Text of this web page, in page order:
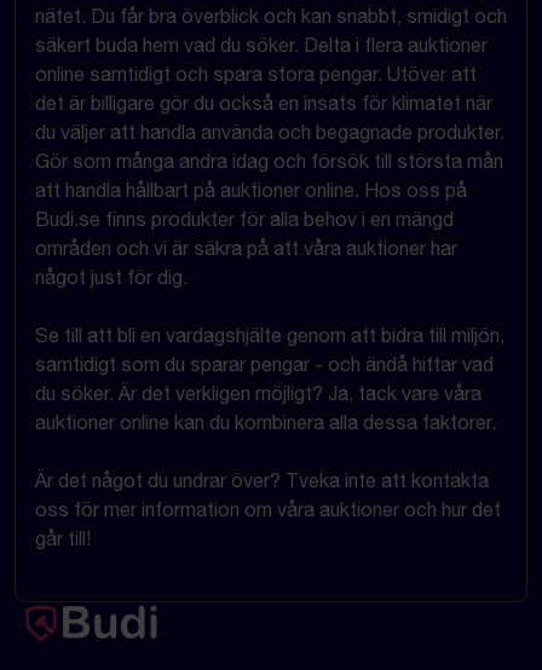
nätet. Du får bra överblick och kan snabbt, smidigt och
säkert buda hem vad du söker. Delta i flera auktioner
online samtidigt och spara stora pengar. Utöver att
det är billigare gör du också en insats för klimatet när
du väljer att handla använda och begagnade produkter.
Gör som många andra idag och försök till största mån
att handla hållbart på auktioner online. Hos oss på
Budi.se finns produkter för alla behov i en mängd
områden och vi är säkra på att våra auktioner har
något just för dig.
Se till att bli en vardagshjälte genom att bidra till miljön,
samtidigt som du sparar pengar - och ändå hittar vad
du söker. Är det verkligen möjligt? Ja, tack vare våra
auktioner online kan du kombinera alla dessa faktorer.
Är det något du undrar över? Tveka inte att kontakta
oss för mer information om våra auktioner och hur det
går till!